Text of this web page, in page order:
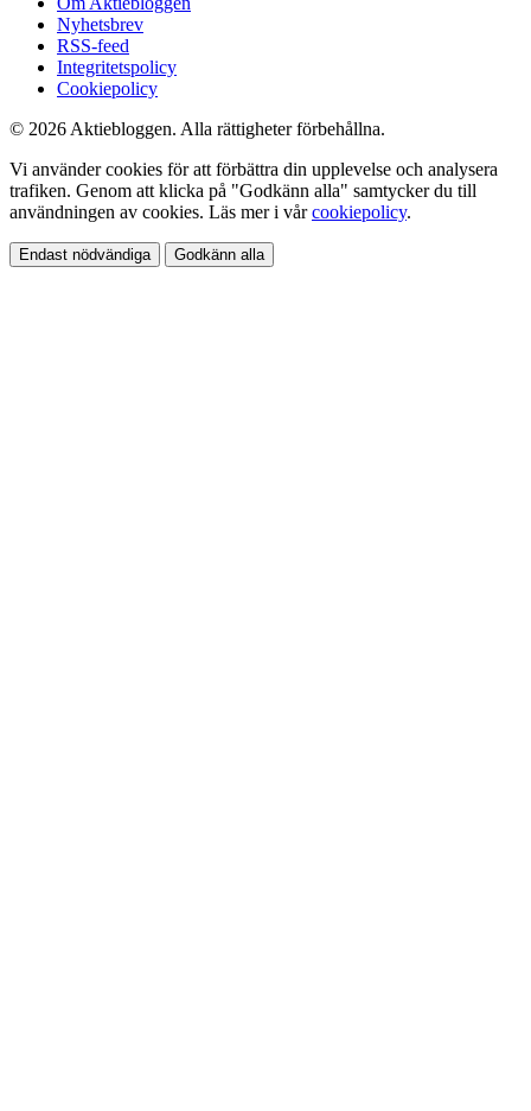
Nyhetsbrev
RSS-feed
Integritetspolicy
Cookiepolicy
© 2026 Aktiebloggen. Alla rättigheter förbehållna.
Vi använder cookies för att förbättra din upplevelse och analysera
trafiken. Genom att klicka på "Godkänn alla" samtycker du till
användningen av cookies. Läs mer i vårcookiepolicy.
Endast nödvändiga Godkänn alla